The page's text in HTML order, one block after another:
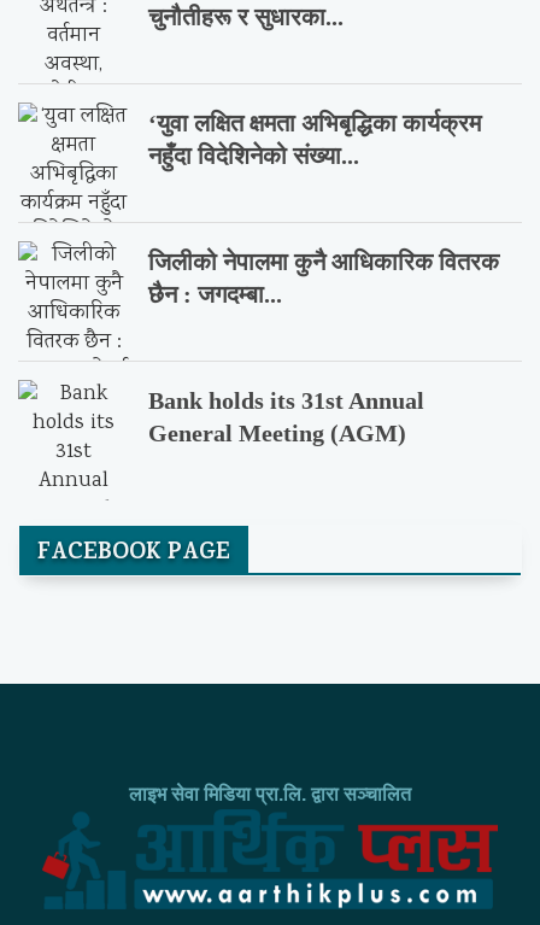
चुनौतीहरू र सुधारका...
‘युवा लक्षित क्षमता अभिबृद्धिका कार्यक्रम
नहुँदा विदेशिनेको संख्या...
जिलीको नेपालमा कुनै आधिकारिक वितरक
छैन : जगदम्बा...
Bank holds its 31st Annual
General Meeting (AGM)
FACEBOOK PAGE
लाइभ सेवा मिडिया प्रा.लि. द्वारा सञ्चालित